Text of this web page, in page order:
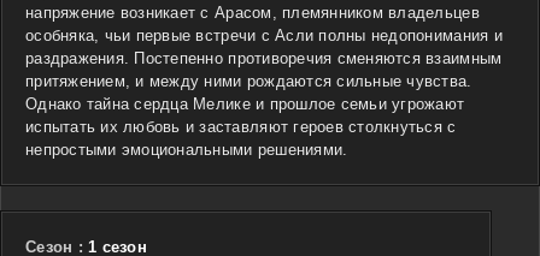
напряжение возникает с Арасом, племянником владельцев
особняка, чьи первые встречи с Асли полны недопонимания и
раздражения. Постепенно противоречия сменяются взаимным
притяжением, и между ними рождаются сильные чувства.
Однако тайна сердца Мелике и прошлое семьи угрожают
испытать их любовь и заставляют героев столкнуться с
непростыми эмоциональными решениями.
Сезон : 1 сезон